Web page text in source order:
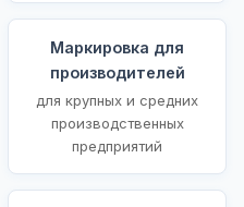
Маркировка для
производителей
для крупных и средних
производственных
предприятий